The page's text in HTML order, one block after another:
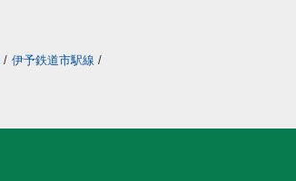
/ 伊予鉄道市駅線 /